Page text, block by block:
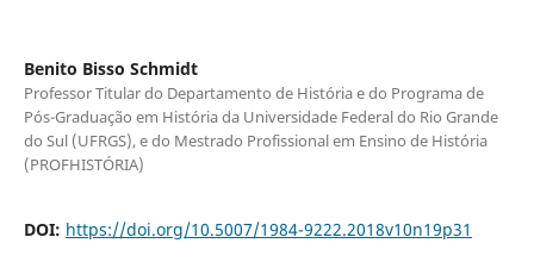
Benito Bisso Schmidt
Professor Titular do Departamento de História e do Programa de
Pós-Graduação em História da Universidade Federal do Rio Grande
do Sul (UFRGS), e do Mestrado Profissional em Ensino de História
(PROFHISTÓRIA)
DOI: https://doi.org/10.5007/1984-9222.2018v10n19p31